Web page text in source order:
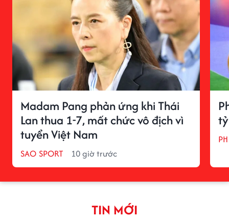
Madam Pang phản ứng khi Thái
Lan thua 1-7, mất chức vô địch vì
tuyển Việt Nam
SAO SPORT 10 giờ trước
TIN MỚI